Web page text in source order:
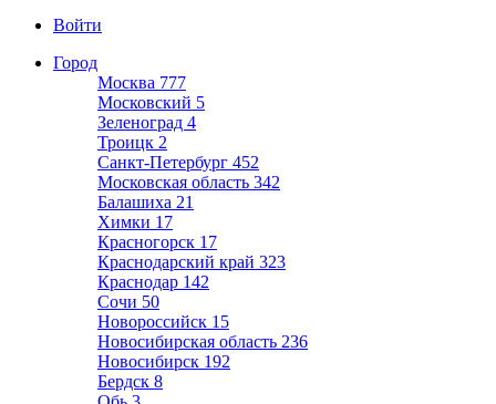
Войти
Город
Москва 777
Московский 5
Зеленоград 4
Троицк 2
Санкт-Петербург 452
Московская область 342
Балашиха 21
Химки 17
Красногорск 17
Краснодарский край 323
Краснодар 142
Сочи 50
Новороссийск 15
Новосибирская область 236
Новосибирск 192
Бердск 8